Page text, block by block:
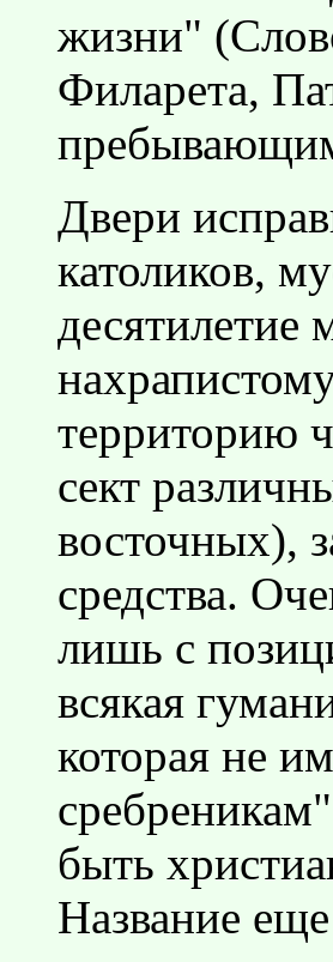
жизни"
Филарета,
Двери
католиков,
десятилетие
территорию
сект
восточных),
средства.
лишь с
всякая
которая не
быть
Название